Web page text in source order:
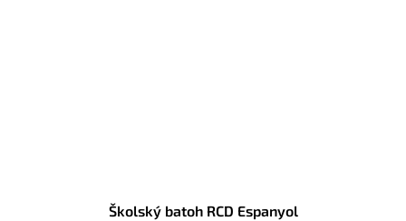
Školský batoh RCD Espanyol